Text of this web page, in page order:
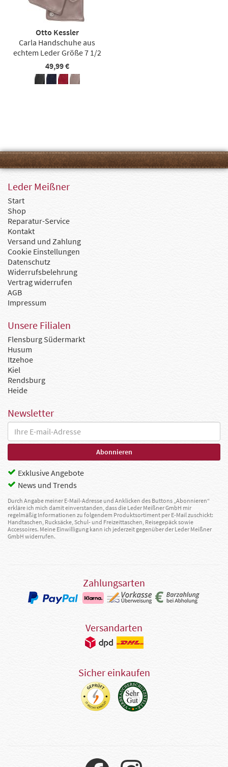
Otto Kessler
Carla Handschuhe aus
echtem Leder Größe 7 1/2
49,99 €
Leder Meißner
Start
Shop
Reparatur-Service
Kontakt
Versand und Zahlung
Cookie Einstellungen
Datenschutz
Widerrufsbelehrung
Vertrag widerrufen
AGB
Impressum
Unsere Filialen
Flensburg Südermarkt
Husum
Itzehoe
Kiel
Rendsburg
Heide
Newsletter
Exklusive Angebote
News und Trends
Durch Angabe meiner E-Mail-Adresse und Anklicken des Buttons „Abonnieren“
erkläre ich mich damit einverstanden, dass die Leder Meißner GmbH mir
regelmäßig Informationen zu folgendem Produktsortiment per E-Mail zuschickt:
Handtaschen, Rucksäcke, Schul- und Freizeittaschen, Reisegepäck sowie
Accessoires. Meine Einwilligung kann ich jederzeit gegenüber der Leder Meißner
GmbH widerrufen.
Zahlungsarten
Versandarten
Sicher einkaufen